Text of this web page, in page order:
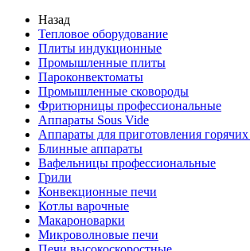
Назад
Тепловое оборудование
Плиты индукционные
Промышленные плиты
Пароконвектоматы
Промышленные сковороды
Фритюрницы профессиональные
Аппараты Sous Vide
Аппараты для приготовления
Блинные аппараты
Вафельницы профессиональные
Грили
Конвекционные печи
Котлы варочные
Макароноварки
Микроволновые печи